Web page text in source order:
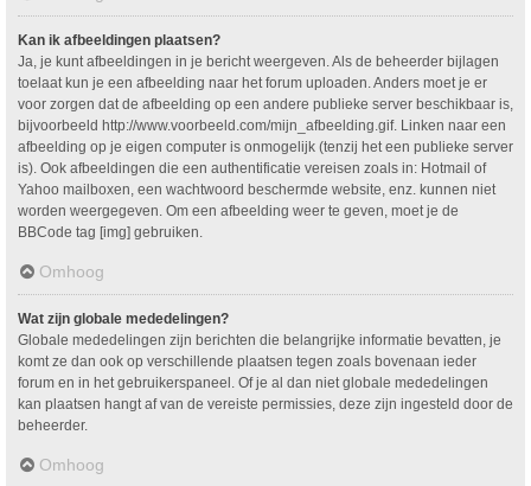
Kan ik afbeeldingen plaatsen?
Ja, je kunt afbeeldingen in je bericht weergeven. Als de beheerder bijlagen
toelaat kun je een afbeelding naar het forum uploaden. Anders moet je er
voor zorgen dat de afbeelding op een andere publieke server beschikbaar is,
bijvoorbeeld http://www.voorbeeld.com/mijn_afbeelding.gif. Linken naar een
afbeelding op je eigen computer is onmogelijk (tenzij het een publieke server
is). Ook afbeeldingen die een authentificatie vereisen zoals in: Hotmail of
Yahoo mailboxen, een wachtwoord beschermde website, enz. kunnen niet
worden weergegeven. Om een afbeelding weer te geven, moet je de
BBCode tag [img] gebruiken.
Omhoog
Wat zijn globale mededelingen?
Globale mededelingen zijn berichten die belangrijke informatie bevatten, je
komt ze dan ook op verschillende plaatsen tegen zoals bovenaan ieder
forum en in het gebruikerspaneel. Of je al dan niet globale mededelingen
kan plaatsen hangt af van de vereiste permissies, deze zijn ingesteld door de
beheerder.
Omhoog